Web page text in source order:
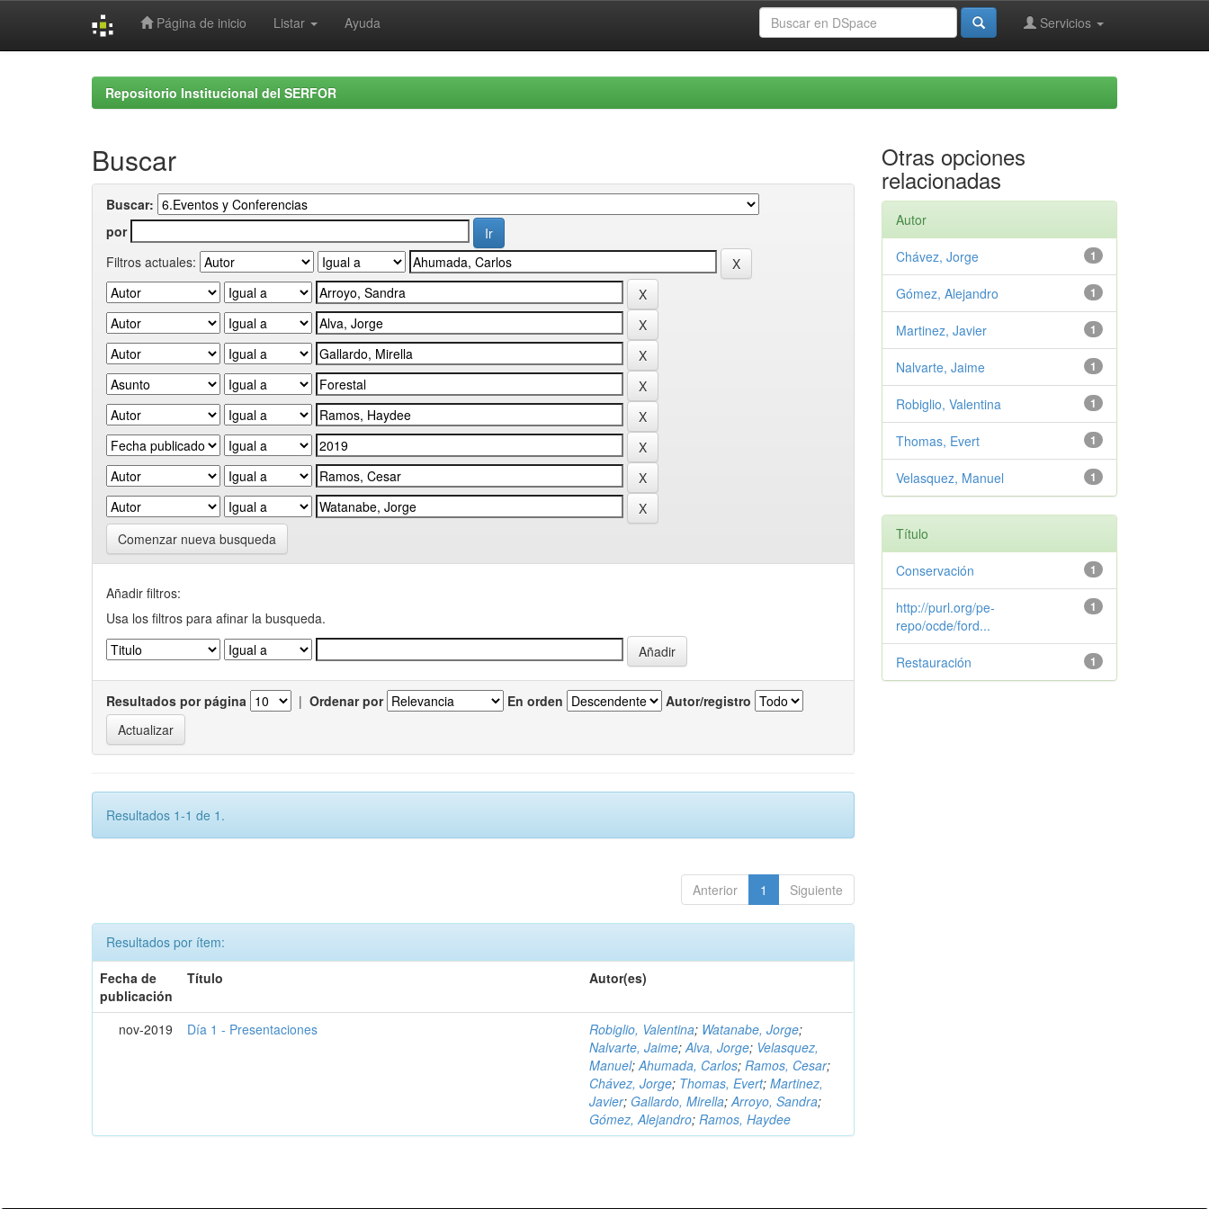
Página de inicio Listar Ayuda Servicios
Repositorio Institucional del SERFOR
Buscar
Buscar:
por
Filtros actuales:
Comenzar nueva busqueda
Añadir filtros:
Usa los filtros para afinar la busqueda.
Resultados por página | Ordenar por En orden Autor/registro
Resultados 1-1 de 1.
Anterior 1 Siguiente
Resultados por ítem:
Fecha de
publicación
Título Autor(es)
nov-2019 Día 1 - Presentaciones Robiglio, Valentina; Watanabe, Jorge;
Nalvarte, Jaime;Alva, Jorge; Velasquez,
Manuel;Ahumada, Carlos;Ramos, Cesar;
Chávez, Jorge; Thomas, Evert;Martinez,
Javier; Gallardo, Mirella;Arroyo, Sandra;
Gómez, Alejandro;Ramos, Haydee
Otras opciones
relacionadas
Autor
1
Chávez, Jorge
1
Gómez, Alejandro
1
Martinez, Javier
1
Nalvarte, Jaime
1
Robiglio, Valentina
1
Thomas, Evert
1
Velasquez, Manuel
Título
1
Conservación
1
http://purl.org/pe-
repo/ocde/ford...
1
Restauración